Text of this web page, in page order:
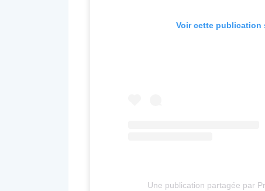
Voir cette publication
Une publication partagée par